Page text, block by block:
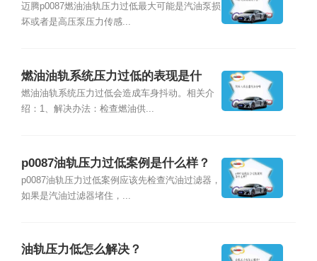
因？
迈腾p0087燃油油轨压力过低最大可能是汽油泵损
坏或者是高压泵压力传感...
燃油油轨系统压力过低的表现是什
么？
燃油油轨系统压力过低会造成车身抖动。相关介
绍：1、解决办法：检查燃油供...
p0087油轨压力过低案例是什么样？
p0087油轨压力过低案例应该先检查汽油过滤器，
如果是汽油过滤器堵住，...
油轨压力低怎么解决？